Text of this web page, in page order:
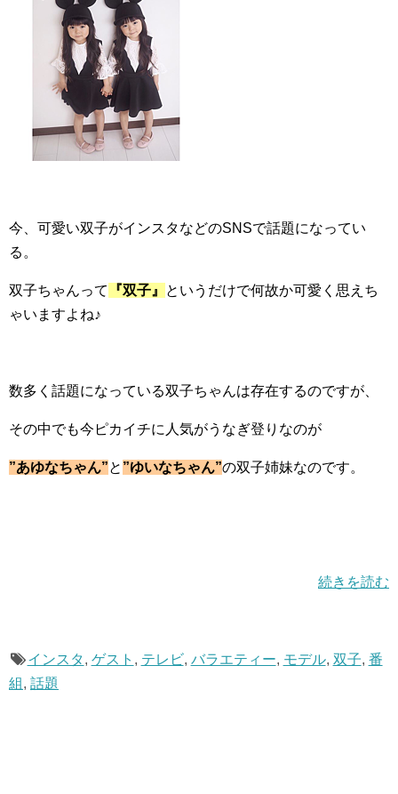
今、可愛い双子がインスタなどのSNSで話題になってい
る。
双子ちゃんって 『双子』
というだけで何故か可愛く思えち
ゃいますよね♪
数多く話題になっている双子ちゃんは存在するのですが、
その中でも今ピカイチに人気がうなぎ登りなのが
”あゆなちゃん”と ”ゆいなちゃん”の双子姉妹なのです。
続きを読む
インスタ, ゲスト , テレビ, バラエティー, モデル, 双子, 番
組 , 話題